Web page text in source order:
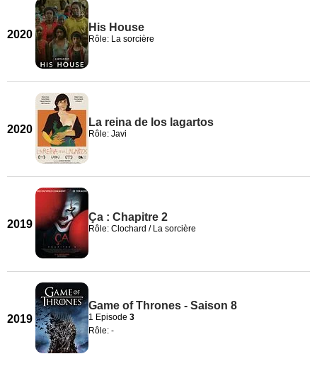
2020
His House
Rôle: La sorcière
2020
La reina de los lagartos
Rôle: Javi
2019
Ça : Chapitre 2
Rôle: Clochard / La sorcière
2019
Game of Thrones - Saison 8
1 Episode 3
Rôle: -